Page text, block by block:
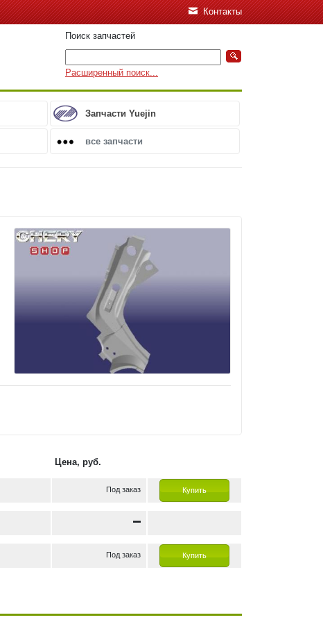
Контакты
Поиск запчастей
Расширенный поиск...
Запчасти Yuejin
все запчасти
Цена, руб.
Под заказ Купить
Под заказ Купить